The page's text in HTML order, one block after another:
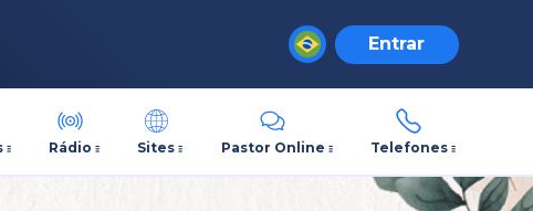
Entrar
Rádio Sites Pastor Online Telefones